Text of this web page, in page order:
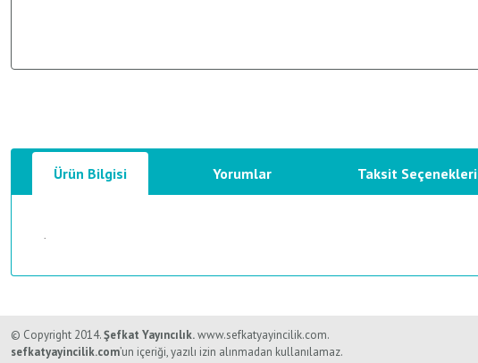
Ürün Bilgisi Yorumlar Taksit Seçenekleri
.
Görüş ve önerileriniz için teşekkür ederiz.
© Copyright 2014.Şefkat Yayıncılık.www.sefkatyayincilik.com.
sefkatyayincilik.com’un içeriği, yazılı izin alınmadan kullanılamaz.